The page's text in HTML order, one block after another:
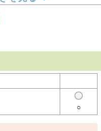
NEW ERA®（ニューエラ）
余分な隙間を生まずに効率的
計された開口部分
配備
様のインナーポケット配備
ーフック
むためのネームタグが付属
軽減するストレート形状のシ
○